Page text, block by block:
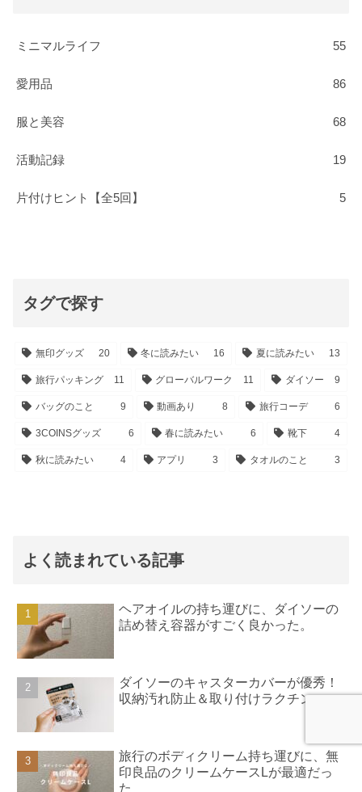
ミニマルライフ 55
愛用品 86
服と美容 68
活動記録 19
片付けヒント【全5回】 5
タグで探す
無印グッズ 20 冬に読みたい 16 夏に読みたい 13
旅行パッキング 11 グローバルワーク 11 ダイソー 9
バッグのこと 9 動画あり 8 旅行コーデ 6
3COINSグッズ 6 春に読みたい 6 靴下 4
秋に読みたい 4 アプリ 3 タオルのこと 3
よく読まれている記事
ヘアオイルの持ち運びに、ダイソーの
詰め替え容器がすごく良かった。
ダイソーのキャスターカバーが優秀！
収納汚れ防止＆取り付けラクチン
旅行のボディクリーム持ち運びに、無
印良品のクリームケースLが最適だっ
た